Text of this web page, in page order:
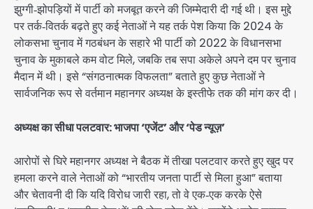
झुग्गी‑झोपड़ियों में पार्टी को मजबूत करने की जिम्मेदारी दी गई थी। इस मुद्दे
पर तर्क‑वितर्क बढ़ते हुए कई नेताओं ने यह तर्क पेश किया कि 2024 के
लोकसभा चुनाव में गठबंधन के सहारे भी पार्टी को 2022 के विधानसभा
चुनाव के मुकाबले कम वोट मिले, जबकि तब सपा अकेले अपने दम पर चुनाव
मैदान में थी। इसे “संगठनात्मक विफलता” बताते हुए कुछ नेताओं ने
सार्वजनिक रूप से वर्तमान महानगर अध्यक्ष के इस्तीफे तक की मांग कर दी।
अध्यक्ष का सीधा पलटवार: भाजपा ‘एजेंट’ और ‘पेड न्यूज़’
आरोपों से घिरे महानगर अध्यक्ष ने बैठक में तीखा पलटवार करते हुए खुद पर
हमला करने वाले नेताओं को “भारतीय जनता पार्टी से मिला हुआ” बताया
और चेतावनी दी कि यदि विरोध जारी रहा, तो वे एक‑एक करके ऐसे